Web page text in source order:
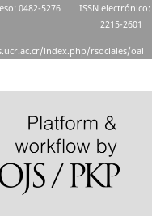
0482-5276
ISSN electrónico:
2215-2601
index.php/rsociales/oai